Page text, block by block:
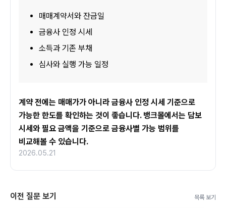
매매계약서와 잔금일
금융사 인정 시세
소득과 기존 부채
심사와 실행 가능 일정
계약 전에는 매매가가 아니라 금융사 인정 시세 기준으로
가능한 한도를 확인하는 것이 좋습니다. 뱅크몰에서는 담보
시세와 필요 금액을 기준으로 금융사별 가능 범위를
비교해볼 수 있습니다.
2026.05.21
이전 질문 보기 목록 보기